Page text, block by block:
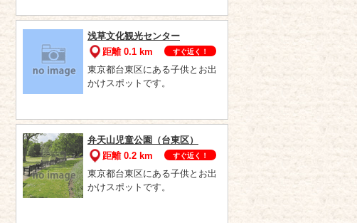
浅草文化観光センター
距離 0.1 km
すぐ近く！
東京都台東区にある子供とお出
かけスポットです。
弁天山児童公園（台東区）
距離 0.2 km
すぐ近く！
東京都台東区にある子供とお出
かけスポットです。